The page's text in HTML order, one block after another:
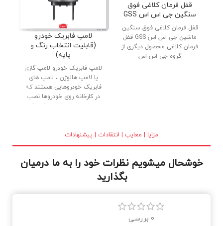
قفل فرمان کلاغی فوق
سنگین جی اس اس GSS
قفل فرمان کلاغی فوق سنگین
ماشین جی اس اس GSS قفل
فرمان کلاغی محصول دیگری از
گروه جی اس اس
لامپ فابریک خودرو
(قابلیت انتخاب رنگ و
پایه)
لامپ فابریک خودرو لامپ گازی
یا لامپ هالوژن ، لامپ های
فابریک خودروهایی هستند که
در کارخانه روی خودروها نصب
می شوند. لامپ های فابریک
بازار عرضه شده اند. نور خوب و
طول عمر بالا از دلایل استقبال
مزایا | معایب | انتقادات | پیشنهادات
خوشحال میشویم نظرات خود را به ما درمیان
بگذارید
0 بررسی